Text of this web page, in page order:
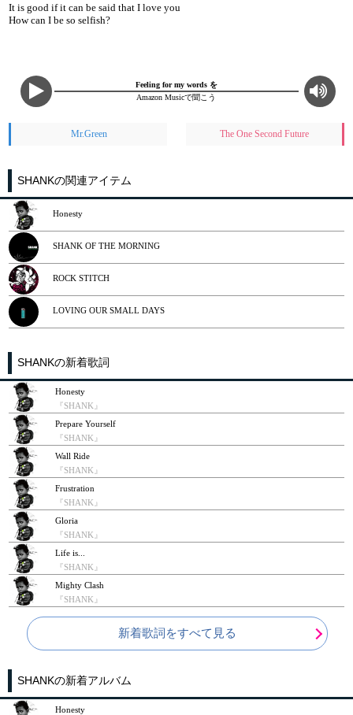
It is good if it can be said that I love you
How can I be so selfish?
Feeling for my words を
Amazon Musicで聞こう
Mr.Green The One Second Future
SHANKの関連アイテム
Honesty
SHANK OF THE MORNING
ROCK STITCH
LOVING OUR SMALL DAYS
SHANKの新着歌詞
Honesty
『SHANK』
Prepare Yourself
『SHANK』
Wall Ride
『SHANK』
Frustration
『SHANK』
Gloria
『SHANK』
Life is...
『SHANK』
Mighty Clash
『SHANK』
新着歌詞をすべて見る
SHANKの新着アルバム
Honesty